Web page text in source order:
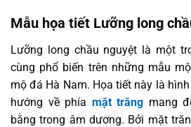
Mẫu họa tiết Lưỡng long
Lưỡng long chầu nguyệt là một
cùng phổ biến trên những mẫu
mộ đá Hà Nam. Họa tiết này là
hướng về phía mặt trăng mang
bằng trong âm dương. Bởi mặt